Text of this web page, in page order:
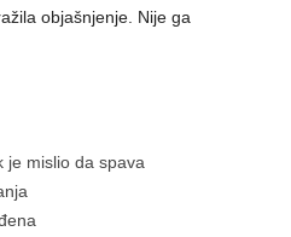
objašnjenje. Nije ga
je mislio da spava